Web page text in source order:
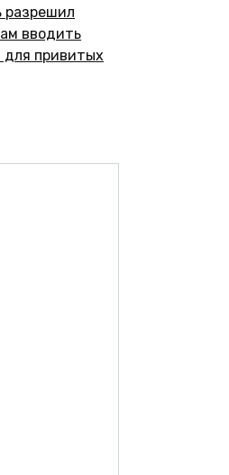
разрешил
вводить
для привитых